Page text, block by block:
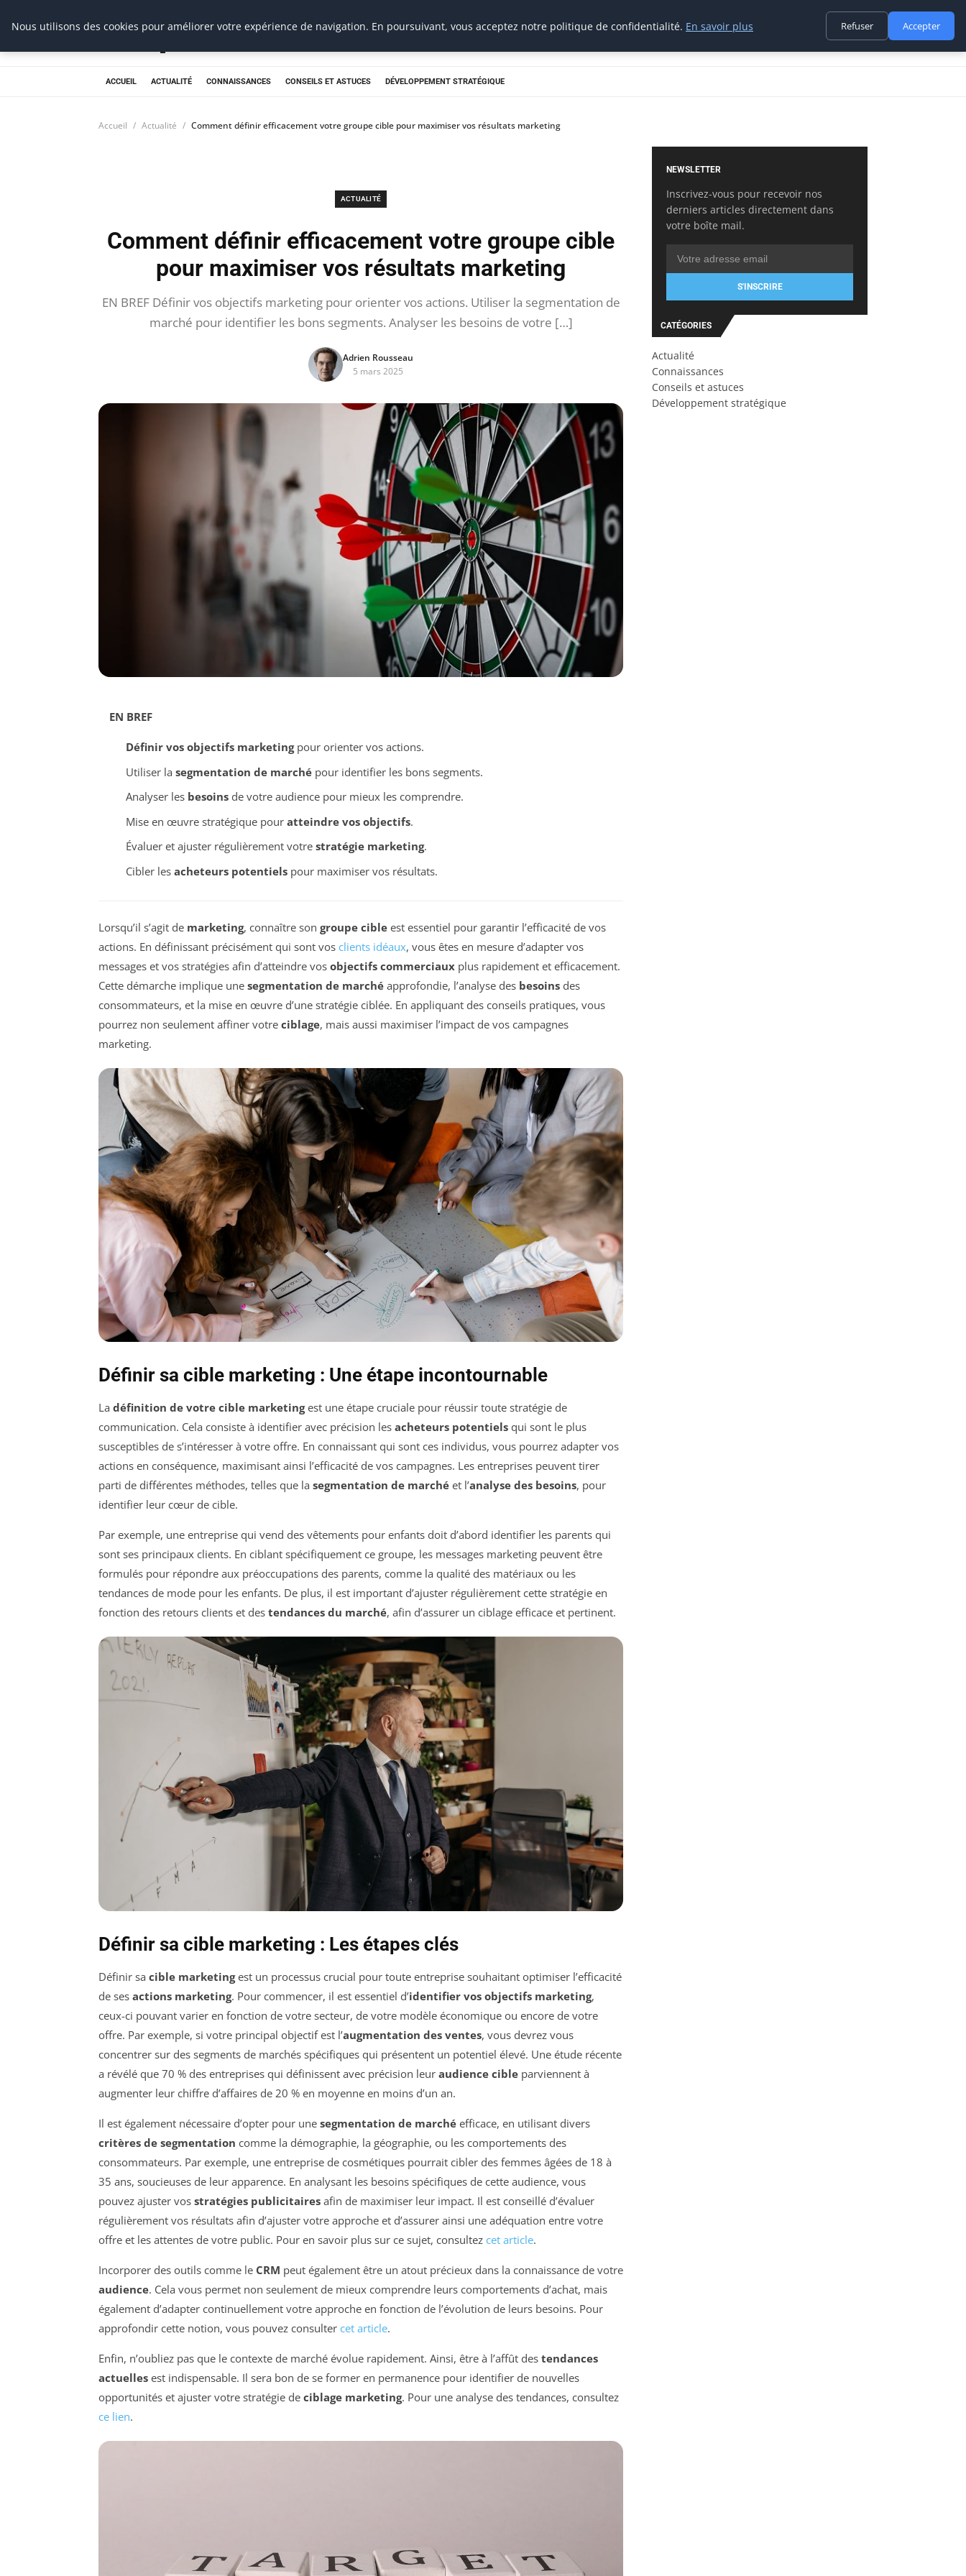
Prospection Pro
ACCUEIL ACTUALITÉ CONNAISSANCES CONSEILS ET ASTUCES DÉVELOPPEMENT STRATÉGIQUE
Accueil Actualité Comment définir efficacement votre groupe cible pour maximiser vos résultats marketing
ACTUALITÉ
Comment définir efficacement votre groupe cible
pour maximiser vos résultats marketing
EN BREF Définir vos objectifs marketing pour orienter vos actions. Utiliser la segmentation de
marché pour identifier les bons segments. Analyser les besoins de votre […]
Adrien Rousseau
5 mars 2025
EN BREF
Définir vos objectifs marketingpour orienter vos actions.
Utiliser la segmentation de marchépour identifier les bons segments.
Analyser les besoinsde votre audience pour mieux les comprendre.
Mise en œuvre stratégique pour atteindre vos objectifs.
Évaluer et ajuster régulièrement votre stratégie marketing.
Cibler les acheteurs potentielspour maximiser vos résultats.
Lorsqu’il s’agit de marketing, connaître son groupe cible est essentiel pour garantir l’efficacité de vos
actions. En définissant précisément qui sont vos clients idéaux, vous êtes en mesure d’adapter vos
messages et vos stratégies afin d’atteindre vos objectifs commerciaux plus rapidement et efficacement.
Cette démarche implique une segmentation de marché approfondie, l’analyse des besoins des
consommateurs, et la mise en œuvre d’une stratégie ciblée. En appliquant des conseils pratiques, vous
pourrez non seulement affiner votre ciblage, mais aussi maximiser l’impact de vos campagnes
marketing.
Définir sa cible marketing : Une étape incontournable
La définition de votre cible marketingest une étape cruciale pour réussir toute stratégie de
communication. Cela consiste à identifier avec précision les acheteurs potentiels qui sont le plus
susceptibles de s’intéresser à votre offre. En connaissant qui sont ces individus, vous pourrez adapter vos
actions en conséquence, maximisant ainsi l’efficacité de vos campagnes. Les entreprises peuvent tirer
parti de différentes méthodes, telles que la segmentation de marché et l’analyse des besoins, pour
identifier leur cœur de cible.
Par exemple, une entreprise qui vend des vêtements pour enfants doit d’abord identifier les parents qui
sont ses principaux clients. En ciblant spécifiquement ce groupe, les messages marketing peuvent être
formulés pour répondre aux préoccupations des parents, comme la qualité des matériaux ou les
tendances de mode pour les enfants. De plus, il est important d’ajuster régulièrement cette stratégie en
fonction des retours clients et des tendances du marché, afin d’assurer un ciblage efficace et pertinent.
Définir sa cible marketing : Les étapes clés
Définir sa cible marketingest un processus crucial pour toute entreprise souhaitant optimiser l’efficacité
de ses actions marketing. Pour commencer, il est essentiel d’identifier vos objectifs marketing,
ceux-ci pouvant varier en fonction de votre secteur, de votre modèle économique ou encore de votre
offre. Par exemple, si votre principal objectif est l’augmentation des ventes, vous devrez vous
concentrer sur des segments de marchés spécifiques qui présentent un potentiel élevé. Une étude récente
a révélé que 70 % des entreprises qui définissent avec précision leur audience cible parviennent à
augmenter leur chiffre d’affaires de 20 % en moyenne en moins d’un an.
Il est également nécessaire d’opter pour une segmentation de marché efficace, en utilisant divers
critères de segmentation comme la démographie, la géographie, ou les comportements des
consommateurs. Par exemple, une entreprise de cosmétiques pourrait cibler des femmes âgées de 18 à
35 ans, soucieuses de leur apparence. En analysant les besoins spécifiques de cette audience, vous
pouvez ajuster vos stratégies publicitaires afin de maximiser leur impact. Il est conseillé d’évaluer
régulièrement vos résultats afin d’ajuster votre approche et d’assurer ainsi une adéquation entre votre
offre et les attentes de votre public. Pour en savoir plus sur ce sujet, consultez cet article.
Incorporer des outils comme le CRM peut également être un atout précieux dans la connaissance de votre
audience. Cela vous permet non seulement de mieux comprendre leurs comportements d’achat, mais
également d’adapter continuellement votre approche en fonction de l’évolution de leurs besoins. Pour
approfondir cette notion, vous pouvez consulter cet article.
Enfin, n’oubliez pas que le contexte de marché évolue rapidement. Ainsi, être à l’affût des tendances
actuelles est indispensable. Il sera bon de se former en permanence pour identifier de nouvelles
opportunités et ajuster votre stratégie de ciblage marketing. Pour une analyse des tendances, consultez
ce lien.
NEWSLETTER
Inscrivez-vous pour recevoir nos
derniers articles directement dans
votre boîte mail.
S'INSCRIRE
CATÉGORIES
Actualité
Connaissances
Conseils et astuces
Développement stratégique
Nous utilisons des cookies pour améliorer votre expérience de navigation. En poursuivant, vous acceptez notre politique de confidentialité. En savoir plus Refuser Accepter